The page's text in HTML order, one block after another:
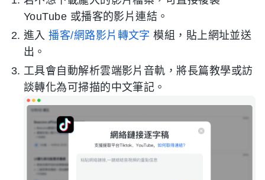
YouTube 或播客的影片連結。
進入播客/網路影片轉文字 模組，貼上網址並送
出。
工具會自動解析雲端影片音軌，將長篇教學或訪
談轉化為可掃描的中文筆記。